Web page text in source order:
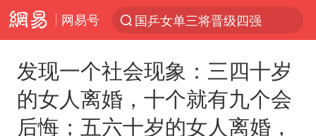
网易号
微信又有新功能，你可以“撤回”你的撤回了！
新疆优化调整景区内自驾服务费
发现一个社会现象：三四十岁
的女人离婚，十个就有九个会
后悔；五六十岁的女人离婚，